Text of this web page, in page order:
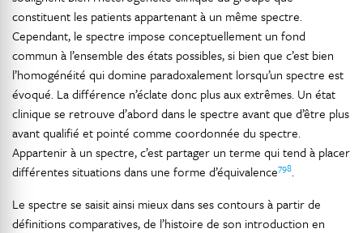
constituent les patients appartenant à un même spectre.
Cependant, le spectre impose conceptuellement un fond
commun à l’ensemble des états possibles, si bien que c’est bien
l’homogénéité qui domine paradoxalement lorsqu’un spectre est
évoqué. La différence n’éclate donc plus aux extrêmes. Un état
clinique se retrouve d’abord dans le spectre avant que d’être plus
avant qualifié et pointé comme coordonnée du spectre.
Appartenir à un spectre, c’est partager un terme qui tend à placer
différentes situations dans une forme d’équivalence798.
Le spectre se saisit ainsi mieux dans ses contours à partir de
définitions comparatives, de l’histoire de son introduction en